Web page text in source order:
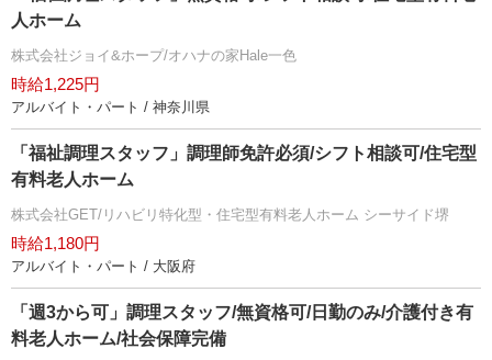
人ホーム
株式会社ジョイ&ホープ/オハナの家Hale一色
時給1,225円
アルバイト・パート / 神奈川県
「福祉調理スタッフ」調理師免許必須/シフト相談可/住宅型
有料老人ホーム
株式会社GET/リハビリ特化型・住宅型有料老人ホーム シーサイド堺
時給1,180円
アルバイト・パート / 大阪府
「週3から可」調理スタッフ/無資格可/日勤のみ/介護付き有
料老人ホーム/社会保障完備